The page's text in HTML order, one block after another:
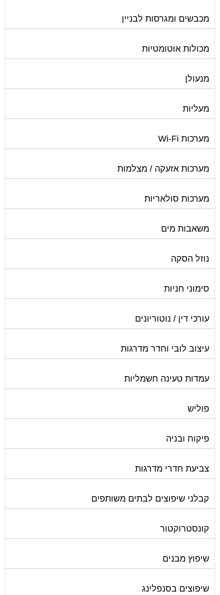
מכבשים ומגרסות לבניין
מכולות אוטומטיות
מנעולן
מעליות
מערכות Wi-Fi
מערכות אזעקה / מצלמות
מערכות סולאריות
משאבות מים
נוזל הסקה
סימוני חניות
עורכי דין / נוטוריונים
עיצוב לובי וחדר מדרגות
עמדות טעינה חשמליות
פוליש
פיקוח ובניה
צביעת חדרי מדרגות
קבלני שיפוצים לבתים משותפים
קונסטרוקטור
שיפוץ מבנים
שיפוצים בסנפלינג